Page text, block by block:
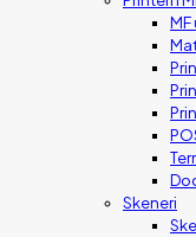
MF
Skeneri